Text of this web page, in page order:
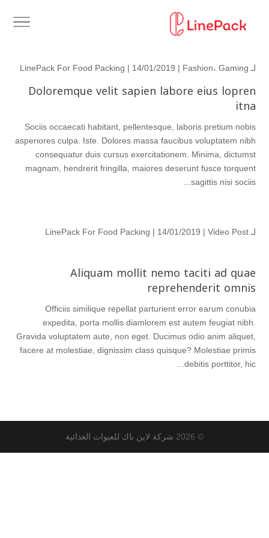
لـ LinePack For Food Packing | 14/01/2019 | Fashion، Gaming
Doloremque velit sapien labore eius lopren
itna
Sociis occaecati habitant, pellentesque, laboris pretium nobis
asperiores culpa. Iste. Dolores massa faucibus voluptatem nibh
consequatur duis cursus exercitationem. Minima, dictumst
magnam, hendrerit fringilla, maiores deserunt fusce torquent
sagittis nisi sociis...
لـ LinePack For Food Packing | 14/01/2019 | Video Post
Aliquam mollit nemo taciti ad quae
reprehenderit omnis
Officiis similique repellat parturient error earum conubia
expedita, porta mollis diamlorem est autem feugiat nibh.
Gravida voluptatem aute, non eget. Ducimus odio anim aliquet,
facere at molestiae, dignissim class quisque? Molestiae primis
debitis porttitor, hic...
© 2026 شركة لاين باك للعبوات الغذائية